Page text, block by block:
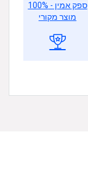
ספק אמין - 100%
מוצר מקורי